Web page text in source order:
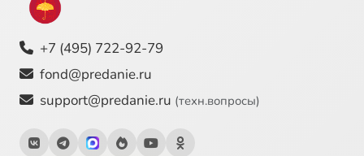
+7 (495) 722-92-79
fond@predanie.ru
support@predanie.ru (техн.вопросы)